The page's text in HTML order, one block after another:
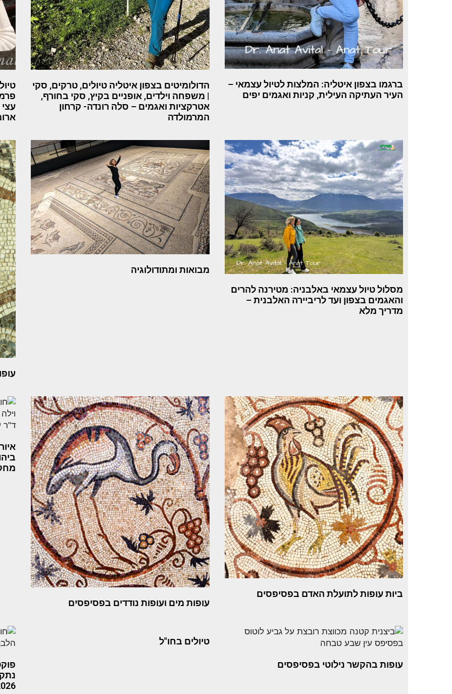
ברגמו בצפון איטליה: המלצות לטיול עצמאי –
העיר העתיקה העילית, קניות ואגמים יפים
הדולומיטים בצפון איטליה טיולים, טרקים, סקי
| משפחה וילדים, אופניים בקיץ, סקי בחורף,
אטרקציות ואגמים – סלה רונדה- קרחון
המרמולדה
מסלול טיול עצמאי באלבניה: מטירנה להרים
והאגמים בצפון ועד לריביירה האלבנית –
מדריך מלא
מבואות ומתודולוגיה
ביות עופות לתועלת האדם בפסיפסים
עופות מים ועופות נודדים בפסיפסים
עופות בהקשר נילוטי בפסיפסים
טיולים בחו"ל